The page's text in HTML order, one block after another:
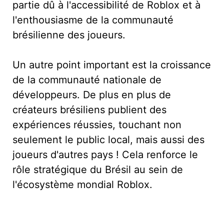
partie dû à l'accessibilité de Roblox et à
l'enthousiasme de la communauté
brésilienne des joueurs.
Un autre point important est la croissance
de la communauté nationale de
développeurs. De plus en plus de
créateurs brésiliens publient des
expériences réussies, touchant non
seulement le public local, mais aussi des
joueurs d'autres pays ! Cela renforce le
rôle stratégique du Brésil au sein de
l'écosystème mondial Roblox.